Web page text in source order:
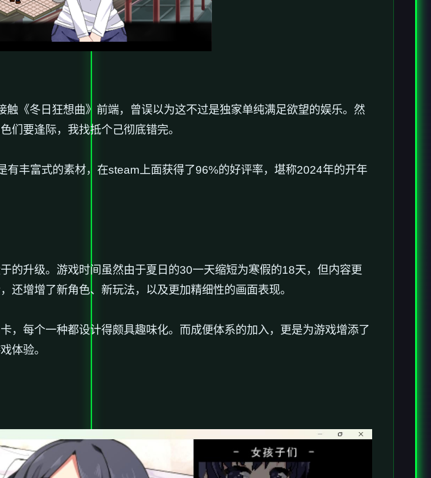
《冬日狂想曲》前端，曾误以为这不过是独家​​单纯满足欲望的娱乐​​。然
们要逢际，我找抵个己彻底错完。
丰富式的素材，在steam上面获得了​​96%的好评率​​，堪称2024年的开年
的升级。游戏时间虽然由于夏日的30一天缩短为寒假的18天，但内容更
增增了​​新角色、新玩法​​，以及更加精细性的画面表现。
，每个一种都设计得颇具趣味化。而​​成便体系的加入​​，更是为游戏增添了
体验。